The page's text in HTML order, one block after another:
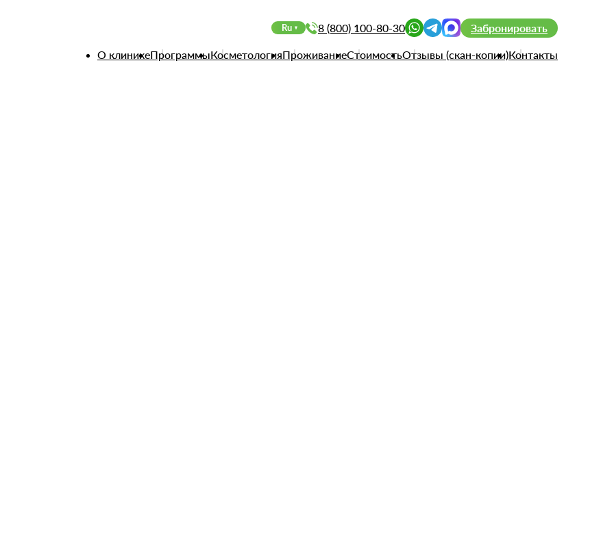
Ru 8 (800) 100-80-30 Забронировать
О клиникеПрограммыКосметологияПроживаниеСтоимостьОтзывы (скан-копии)Контакты